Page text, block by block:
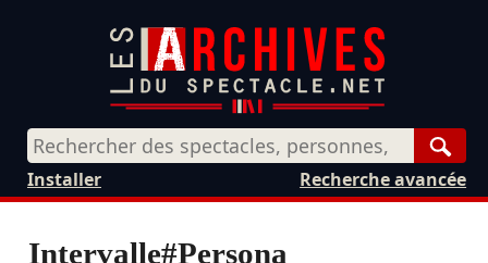
Recherche avancée
Installer
Intervalle#Persona